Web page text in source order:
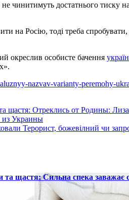
достатнього тиску
на Росію, тоді треба
окреслив особисте бачення
nazvav-varianty-peremohy-
щастя: Отреклись от Родины:
из Украины
Терорист, божевілний чи
та щастя: Сильна спека